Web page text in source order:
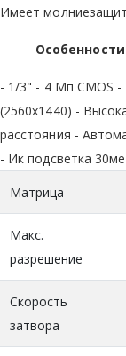
Имеет
- 1/3" - 4 Мп CMOS
(2560х1440) -
расстояния -
- Ик подсветка
Матрица
Макс.
разрешение
Скорость
затвора